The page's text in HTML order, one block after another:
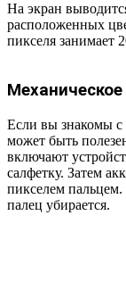
На экран
расположенных
пикселя занимает
Если вы знакомы с
может быть
включают
салфетку. Затем
пикселем пальцем.
палец убирается.